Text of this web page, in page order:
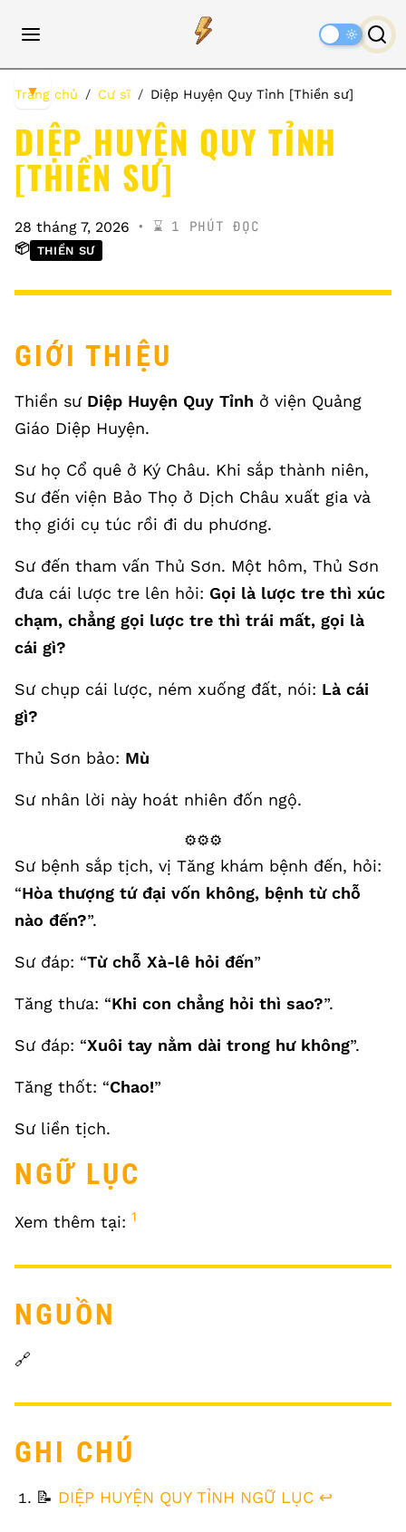
Trang chủ Cư sĩ Diệp Huyện Quy Tỉnh [Thiền sư]
DIỆP HUYỆN QUY TỈNH
[THIỀN SƯ]
28 tháng 7, 2026 ⌛️ 1 PHÚT ĐỌC
📦 THIỀN SƯ
GIỚI THIỆU
Thiền sư Diệp Huyện Quy Tỉnh ở viện Quảng
Giáo Diệp Huyện.
Sư họ Cổ quê ở Ký Châu. Khi sắp thành niên,
Sư đến viện Bảo Thọ ở Dịch Châu xuất gia và
thọ giới cụ túc rồi đi du phương.
Sư đến tham vấn Thủ Sơn. Một hôm, Thủ Sơn
đưa cái lược tre lên hỏi: Gọi là lược tre thì xúc
chạm, chẳng gọi lược tre thì trái mất, gọi là
cái gì?
Sư chụp cái lược, ném xuống đất, nói: Là cái
gì?
Thủ Sơn bảo: Mù
Sư nhân lời này hoát nhiên đốn ngộ.
⚙️⚙️⚙️
Sư bệnh sắp tịch, vị Tăng khám bệnh đến, hỏi:
“Hòa thượng tứ đại vốn không, bệnh từ chỗ
nào đến?”.
Sư đáp: “Từ chỗ Xà-lê hỏi đến”
Tăng thưa: “Khi con chẳng hỏi thì sao?”.
Sư đáp: “Xuôi tay nằm dài trong hư không”.
Tăng thốt: “Chao!”
Sư liền tịch.
NGỮ LỤC
Xem thêm tại: 1
NGUỒN
🔗
GHI CHÚ
FOOTNOTES
📝 DIỆP HUYỆN QUY TỈNH NGỮ LỤC ↩
▼